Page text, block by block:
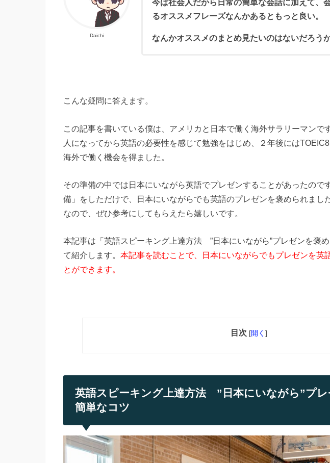
Daichi
今は社会人だから日常の簡単な会話に加えて、
るオススメフレーズなんかあるともっと良い。
なんかオススメのまとめ見たいのはないだろう
こんな疑問に答えます。
この記事を書いている僕は、アメリカと日本で働く海外サラリーマンで
人になってから英語の必要性を感じて勉強をはじめ、２年後には
海外で働く機会を得ました。
その準備の中では日本にいながら英語でプレゼンすることがあったので
備」をしただけで、日本にいながらでも英語のプレゼンを褒められまし
なので、ぜひ参考にしてもらえたら嬉しいです。
本記事は「英語スピーキング上達方法 ”日本にいながら”プレゼンを褒
て紹介します。 本記事を読むことで、日本にいながらでもプレゼンを英
とができます。
目次 [開く ]
英語スピーキング上達方法 ”日本にいながら”プ
簡単なコツ